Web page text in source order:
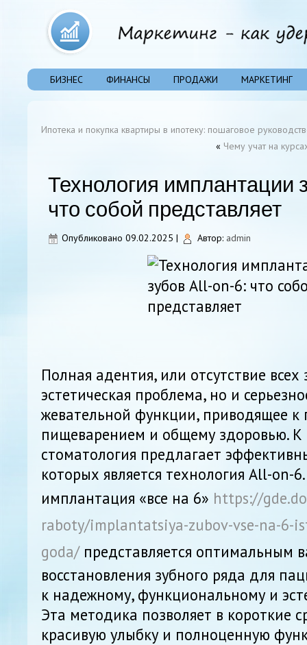
БИЗНЕС ФИНАНСЫ ПРОДАЖИ МАРКЕТИНГ
Ипотека и покупка квартиры в ипотеку: пошаговое
« Чему учат на
Технология имплантации
что собой представляет
Опубликовано 09.02.2025 | Автор: admin
Полная адентия, или отсутствие всех
эстетическая проблема, но и
жевательной функции, приводящее к
пищеварением и общему здоровью. К
стоматология предлагает
которых является технология All-on-6.
имплантация «все на 6» https://
raboty/implantatsiya-zubov-vse-na-6-
goda/представляется оптимальным
восстановления зубного ряда для
к надежному, функциональному и
Эта методика позволяет в короткие
красивую улыбку и полноценную